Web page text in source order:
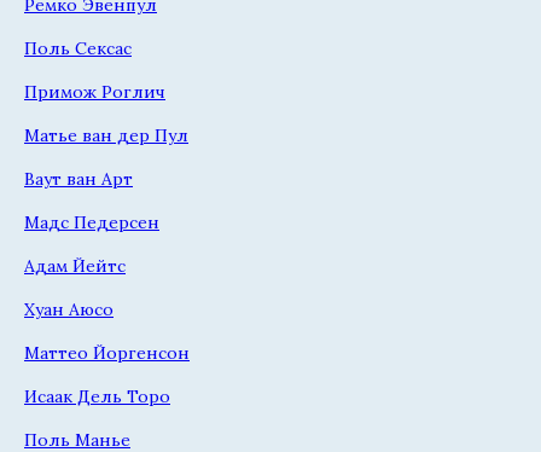
Ремко Эвенпул
Поль Сексас
Примож Роглич
Матье ван дер Пул
Ваут ван Арт
Мадс Педерсен
Адам Йейтс
Хуан Аюсо
Маттео Йоргенсон
Исаак Дель Торо
Поль Манье